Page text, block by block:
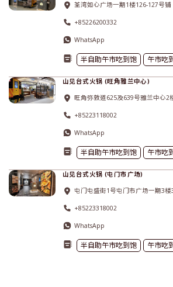
荃湾如心广场一期1楼126-127号铺
+85226200332
WhatsApp
半自助午市吃到饱 午市吃
山见台式火锅 (旺角雅兰中心)
旺角弥敦道625及639号雅兰中心2
+85223118002
WhatsApp
半自助午市吃到饱 午市吃
山见台式火锅 (屯门市广场)
屯门屯盛街1号屯门市广场一期3楼
+85223318002
WhatsApp
半自助午市吃到饱 午市吃